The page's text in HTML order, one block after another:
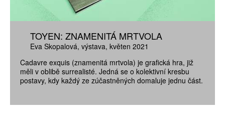
TOYEN: ZNAMENITÁ MRTVOLA
Eva Skopalová výstava květen 2021
Cadavre exquis (znamenitá mrtvola) je grafická hra, již
měli v oblibě surrealisté. Jedná se o kolektivní kresbu
postavy, kdy každý ze zúčastněných domaluje jednu část.